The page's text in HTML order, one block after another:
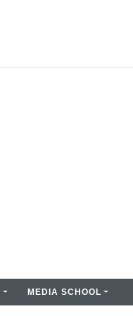
MEDIA SCHOOL